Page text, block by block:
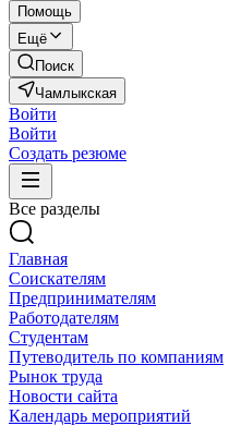
Помощь
Ещё
Поиск
Чамлыкская
Войти
Войти
Создать резюме
Все разделы
Главная
Соискателям
Предпринимателям
Работодателям
Студентам
Путеводитель по компаниям
Рынок труда
Новости сайта
Календарь мероприятий